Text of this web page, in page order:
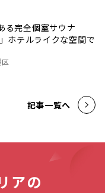
る完全個室サウナ
ホテルライクな空間で
記事一覧へ
アの